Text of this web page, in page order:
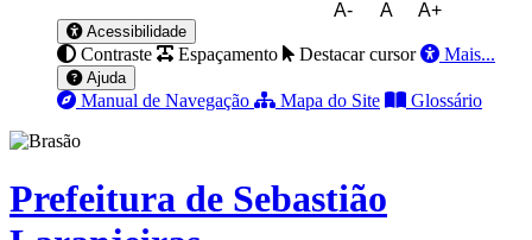
A- A A+
Acessibilidade
Contraste Espaçamento Destacar cursor Mais...
Ajuda
Manual de Navegação Mapa do Site Glossário
Prefeitura de Sebastião